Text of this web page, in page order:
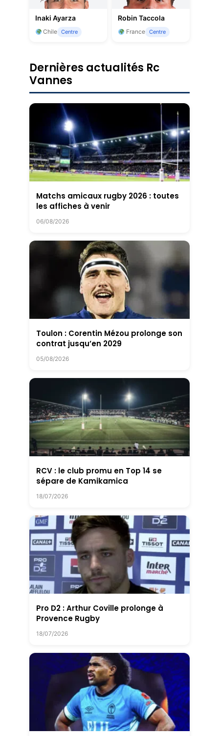
Inaki Ayarza
Chile Centre
Robin Taccola
France Centre
Dernières actualités Rc
Vannes
Matchs amicaux rugby 2026 : toutes
les affiches à venir
06/08/2026
Toulon : Corentin Mézou prolonge son
contrat jusqu’en 2029
05/08/2026
RCV : le club promu en Top 14 se
sépare de Kamikamica
18/07/2026
Pro D2 : Arthur Coville prolonge à
Provence Rugby
18/07/2026